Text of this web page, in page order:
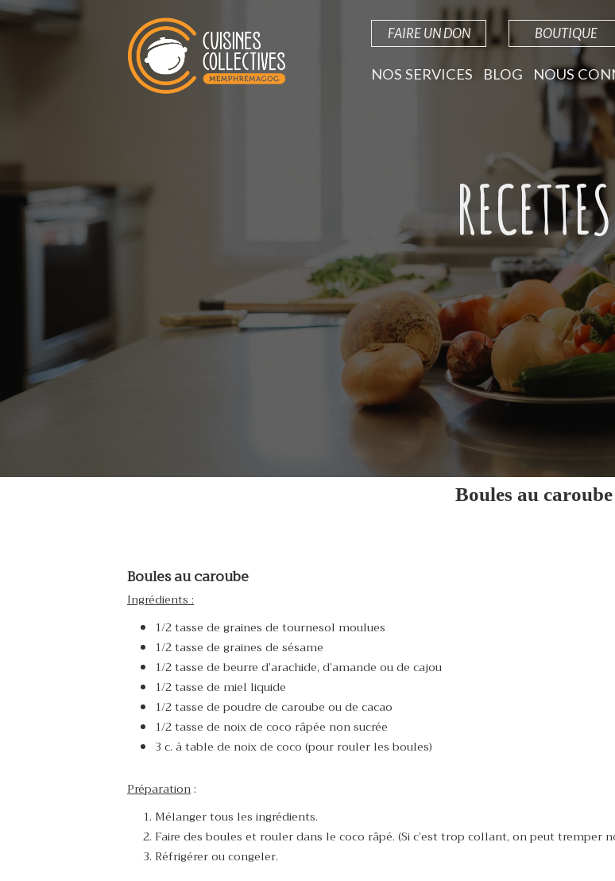
FAIRE UN DON BOUTIQUE
NOS SERVICES BLOG NOUS
RECETTES
Boules au caroube
Boules au caroube
Ingrédients :
1/2 tasse de graines de tournesol moulues
1/2 tasse de graines de sésame
1/2 tasse de beurre d’arachide, d’amande ou de cajou
1/2 tasse de miel liquide
1/2 tasse de poudre de caroube ou de cacao
1/2 tasse de noix de coco râpée non sucrée
3 c. à table de noix de coco (pour rouler les boules)
Préparation:
Mélanger tous les ingrédients.
Faire des boules et rouler dans le coco râpé. (Si c’est trop collant, on peut tremper
Réfrigérer ou congeler.